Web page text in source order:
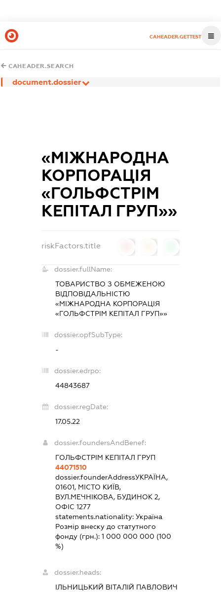
CAHEADER.GETTEST
CAHEADER.SEARCH
document.dossier
«МІЖНАРОДНА
КОРПОРАЦІЯ
«ГОЛЬФСТРІМ
КЕПІТАЛ ГРУП»»
riskFactors.title
dossier.fullName:
ТОВАРИСТВО З ОБМЕЖЕНОЮ
ВІДПОВІДАЛЬНІСТЮ
«МІЖНАРОДНА КОРПОРАЦІЯ
«ГОЛЬФСТРІМ КЕПІТАЛ ГРУП»»
dossier.opfSubType:
-
dossier.edrpo:
44843687
dossier.regDate:
17.05.22
dossier.foundersAndBenef:
ГОЛЬФСТРІМ КЕПІТАЛ ГРУП
44071510
dossier.founderAddressУКРАЇНА,
01601, МІСТО КИЇВ,
ВУЛ.МЕЧНІКОВА, БУДИНОК 2,
ОФІС 1277
statements.nationality:Україна
Розмір внеску до статутного
фонду (грн.):1 000 000 000 (100
%)
dossier.heads:
ІЛЬНИЦЬКИЙ ВІТАЛІЙ ПАВЛОВИЧ